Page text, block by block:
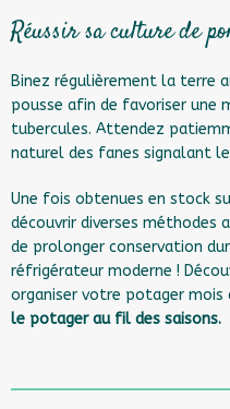
Réussir sa culture de
Binez régulièrement la terre
pousse afin de favoriser une
tubercules. Attendez
naturel des fanes signalant
Une fois obtenues en stock
découvrir diverses
de prolonger conservation
réfrigérateur moderne !
organiser votre potager mois
le potager au fil des saisons.